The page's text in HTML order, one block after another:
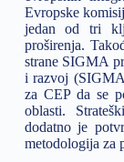
Evropske
jedan od tri
proširenja.
strane SIGMA
i razvoj
za CEP da se
oblasti.
dodatno je
metodologija za